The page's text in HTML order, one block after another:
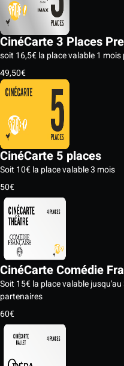
CinéCarte 3 Places
soit 16,5€ la place valable 1
49,50€
CinéCarte 5 places
Soit 10€ la place valable 3 mois
50€
CinéCarte Comédie
Soit 15€ la place valable
partenaires
60€